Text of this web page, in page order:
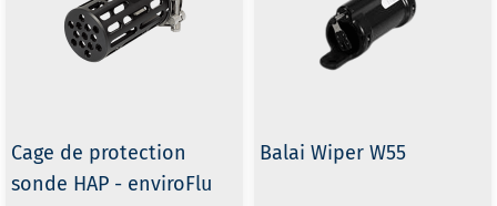
Cage de protection
sonde HAP - enviroFlu
Balai Wiper W55